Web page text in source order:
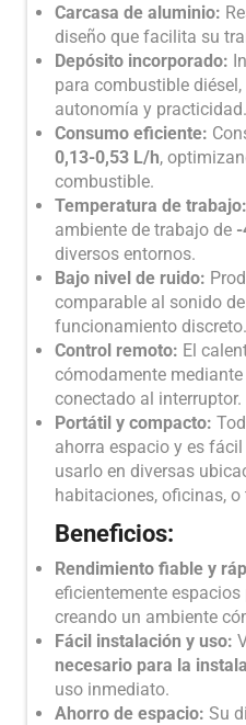
Carcasa de aluminio:
diseño que facilita su
Depósito incorporado:
para combustible
autonomía y practicidad.
Consumo eficiente:
0,13-0,53 L/h,
combustible.
Temperatura de trabajo:
ambiente de trabajo de
diversos entornos.
Bajo nivel de ruido:
comparable al sonido
funcionamiento discreto.
Control remoto: El
cómodamente
conectado al interruptor.
Portátil y compacto:
ahorra espacio y es
usarlo en diversas
habitaciones, oficinas,
Beneficios:
Rendimiento fiable y
eficientemente
creando un ambiente
Fácil instalación y uso:
necesario para la
uso inmediato.
Ahorro de espacio: Su